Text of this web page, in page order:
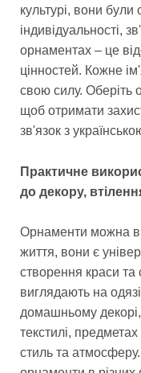
культурі, вони
індивідуальності,
орнаментах – це
цінностей. Кожне
свою силу. Оберіть
щоб отримати
зв'язок з
Практичне
до декору,
Орнаменти можна
життя, вони є
створення краси та
виглядають на
домашньому декорі,
текстилі,
стиль та